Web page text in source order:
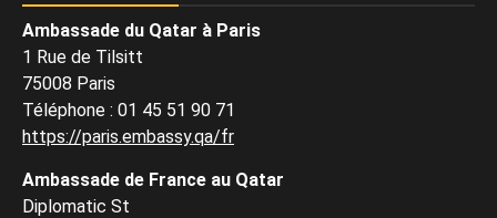
Ambassade du Qatar à Paris
1 Rue de Tilsitt
75008 Paris
Téléphone : 01 45 51 90 71
https://paris.embassy.qa/fr
Ambassade de France au Qatar
Diplomatic St